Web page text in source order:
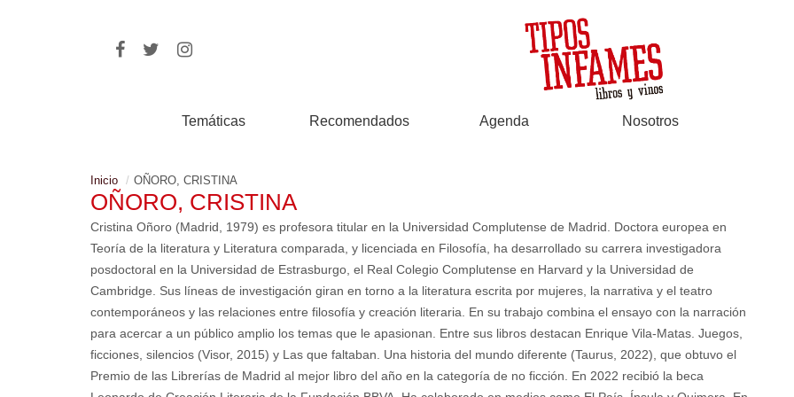
Temáticas Recomendados Agenda Nosotros
Inicio OÑORO, CRISTINA
OÑORO, CRISTINA
Cristina Oñoro (Madrid, 1979) es profesora titular en la Universidad Complutense de Madrid. Doctora europea en
Teoría de la literatura y Literatura comparada, y licenciada en Filosofía, ha desarrollado su carrera investigadora
posdoctoral en la Universidad de Estrasburgo, el Real Colegio Complutense en Harvard y la Universidad de
Cambridge. Sus líneas de investigación giran en torno a la literatura escrita por mujeres, la narrativa y el teatro
contemporáneos y las relaciones entre filosofía y creación literaria. En su trabajo combina el ensayo con la narración
para acercar a un público amplio los temas que le apasionan. Entre sus libros destacan Enrique Vila-Matas. Juegos,
ficciones, silencios (Visor, 2015) y Las que faltaban. Una historia del mundo diferente (Taurus, 2022), que obtuvo el
Premio de las Librerías de Madrid al mejor libro del año en la categoría de no ficción. En 2022 recibió la beca